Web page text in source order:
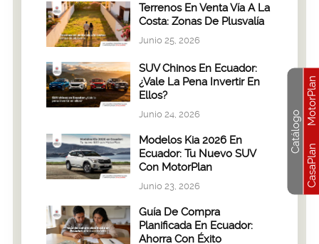
Terrenos En Venta Vía A La
Costa: Zonas De Plusvalía
Junio 25, 2026
SUV Chinos En Ecuador:
¿Vale La Pena Invertir En
Ellos?
Junio 24, 2026
Modelos Kia 2026 En
Ecuador: Tu Nuevo SUV
Con MotorPlan
Junio 23, 2026
Guía De Compra
Planificada En Ecuador:
Ahorra Con Éxito
Catálogo
CasaPlan
MotorPlan